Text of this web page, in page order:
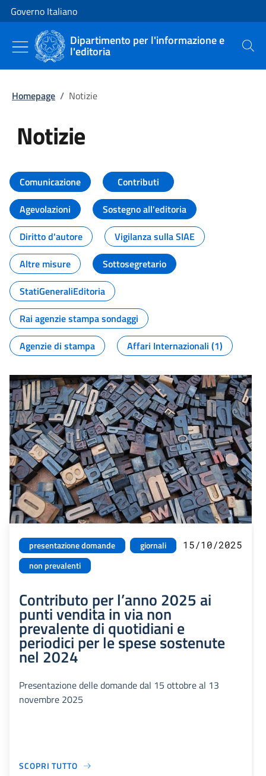
Vai al contenuto
Vai alla navigazione del sito
Governo Italiano
Dipartimento per l'informazione e
l'editoria Cerca
Homepage / Notizie
Notizie
Tutti i contenuti della pagina
Comunicazione
Contributi
Agevolazioni
Sostegno all'editoria
Diritto d'autore
Vigilanza sulla SIAE
Altre misure
Sottosegretario
StatiGeneraliEditoria
Rai agenzie stampa sondaggi
Agenzie di stampa
Affari Internazionali (1)
presentazione domande
giornali
non prevalenti
15/10/2025
Contributo per l’anno 2025 ai
punti vendita in via non
prevalente di quotidiani e
periodici per le spese sostenute
nel 2024
Presentazione delle domande dal 15 ottobre al 13
novembre 2025
SCOPRI TUTTO